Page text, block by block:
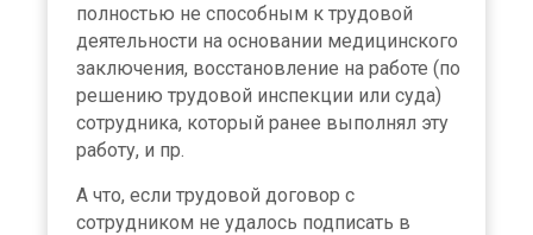
полностью не способным к трудовой
деятельности на основании медицинского
заключения, восстановление на работе (по
решению трудовой инспекции или суда)
сотрудника, который ранее выполнял эту
работу, и пр.
А что, если трудовой договор с
сотрудником не удалось подписать в